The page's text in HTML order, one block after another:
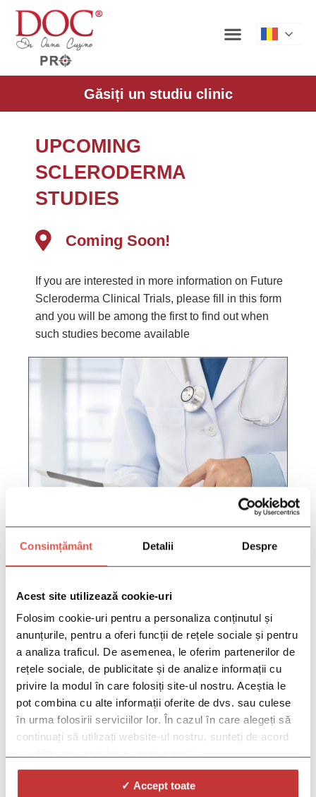
Consimțământ Detalii Despre
Acest site utilizează cookie-uri
Folosim cookie-uri pentru a personaliza conținutul și
anunțurile, pentru a oferi funcții de rețele sociale și pentru
a analiza traficul. De asemenea, le oferim partenerilor de
rețele sociale, de publicitate și de analize informații cu
privire la modul în care folosiți site-ul nostru. Aceștia le
pot combina cu alte informații oferite de dvs. sau culese
în urma folosirii serviciilor lor. În cazul în care alegeți să
continuați să utilizați website-ul nostru, sunteți de acord
✓ Accept toate
Găsiți un studiu clinic
UPCOMING
SCLERODERMA
STUDIES
Coming Soon!
If you are interested in more information on Future
Scleroderma Clinical Trials, please fill in this form
and you will be among the first to find out when
such studies become available
HERE:
*Gender:
*By selecting the "I Agree" option